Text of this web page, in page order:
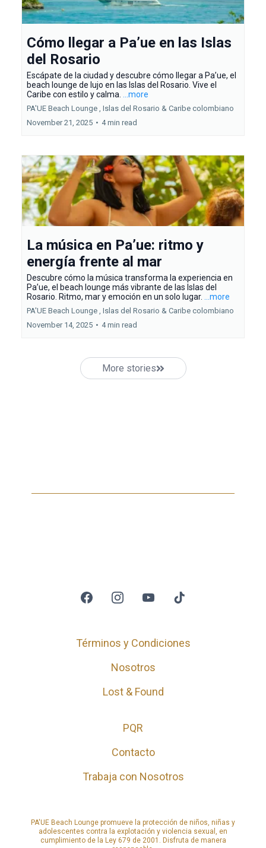
Cómo llegar a Pa’ue en las Islas
del Rosario
Escápate de la ciudad y descubre cómo llegar a Pa’ue, el
beach lounge de lujo en las Islas del Rosario. Vive el
Caribe con estilo y calma.
...more
PA'UE Beach Lounge , Islas del Rosario & Caribe colombiano
November 21, 2025 • 4 min read
La música en Pa’ue: ritmo y
energía frente al mar
Descubre cómo la música transforma la experiencia en
Pa’ue, el beach lounge más vibrante de las Islas del
Rosario. Ritmo, mar y emoción en un solo lugar.
...more
PA'UE Beach Lounge , Islas del Rosario & Caribe colombiano
November 14, 2025 • 4 min read
More stories
Términos y Condiciones
Nosotros
Lost & Found
PQR
Contacto
Trabaja con Nosotros
PA'UE Beach Lounge promueve la protección de niños, niñas y
adolescentes contra la explotación y violencia sexual, en
cumplimiento de la Ley 679 de 2001. Disfruta de manera